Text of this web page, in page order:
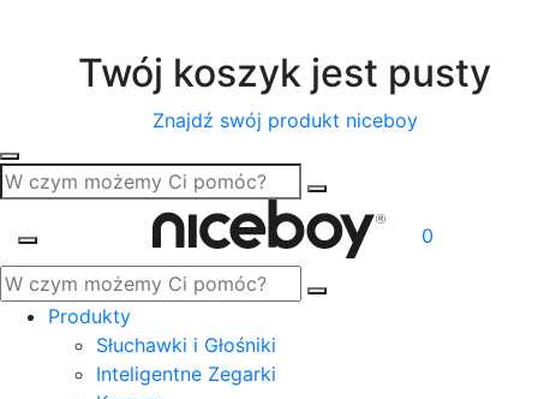
Twój koszyk jest pusty
Znajdź swój produkt niceboy
0
Produkty
Słuchawki i Głośniki
Inteligentne Zegarki